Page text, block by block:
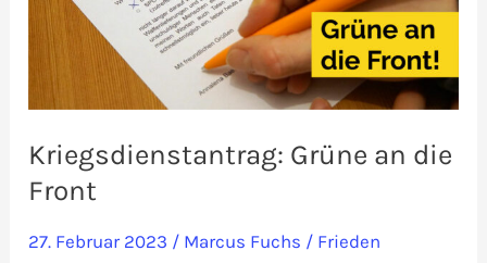
Kriegsdienstantrag: Grüne an die
Front
27. Februar 2023 / Marcus Fuchs / Frieden